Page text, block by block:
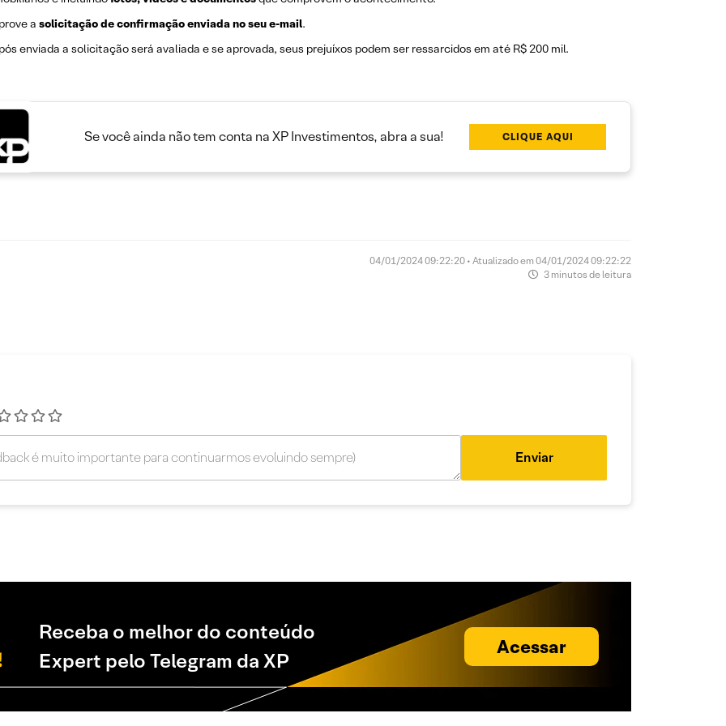
a solicitação de confirmação enviada no seu e-mail.
enviada a solicitação será avaliada e se aprovada, seus prejuíxos podem ser ressarcidos em até R$ 200 mil.
Se você ainda não tem conta na XP Investimentos, abra a sua! CLIQUE AQUI
04/01/2024 09:22:20 • Atualizado em 04/01/2024 09:22:22
3 minutos de leitura
Enviar
Receba o melhor do conteúdo
Expert pelo Telegram da XP
Acessar